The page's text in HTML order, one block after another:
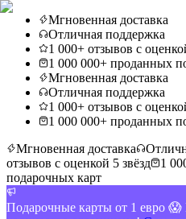
Мгновенная доставка
Отличная поддержка
1 000+ отзывов с
1 000 000+ проданных
Мгновенная доставка
Отличная поддержка
1 000+ отзывов с
1 000 000+ проданных
Мгновенная доставка
отзывов с оценкой 5 звёзд
1
подарочных карт
Подарочные карты от 1 евро